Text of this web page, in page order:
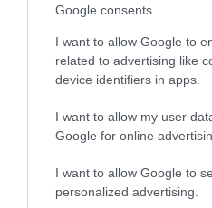
Google consents
I want to allow Google to
related to advertising like
device identifiers in apps.
I want to allow my user
Google for online
I want to allow Google to
personalized advertising.
Ειδήσεις σήμερα
Health Monitoring: Η
αξιοποίηση
όφελος των πολιτών
του κ. Σκέρτσου
επόμενα που